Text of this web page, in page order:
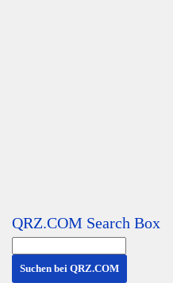
QRZ.COM Search Box